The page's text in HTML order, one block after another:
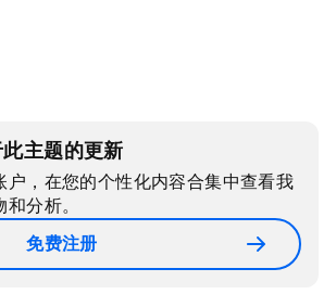
主题的更新
户，在您的个性化内容合集中查看我
分析。
免费注册